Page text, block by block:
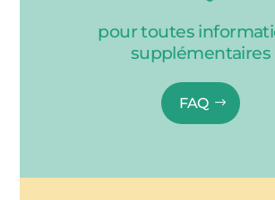
pour toutes
supplémentaires
FAQ